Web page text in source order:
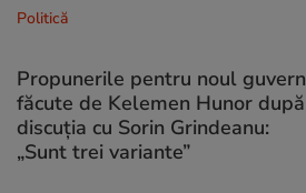
Politică
Propunerile pentru noul guvern
făcute de Kelemen Hunor după
discuția cu Sorin Grindeanu:
„Sunt trei variante”